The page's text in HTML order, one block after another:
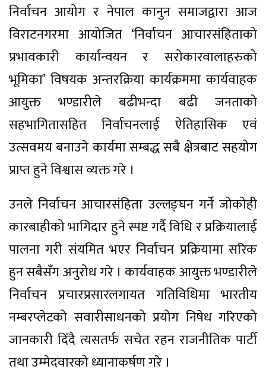
निर्वाचन आयोग र नेपाल कानुन समाजद्वारा आज
विराटनगरमा आयोजित ‘निर्वाचन आचारसंहिताको
प्रभावकारी कार्यान्वयन र सरोकारवालाहरुको
भूमिका’ विषयक अन्तरक्रिया कार्यक्रममा कार्यवाहक
आयुक्त भण्डारीले बढीभन्दा बढी जनताको
सहभागितासहित निर्वाचनलाई ऐतिहासिक एवं
उत्सवमय बनाउने कार्यमा सम्बद्ध सबै क्षेत्रबाट सहयोग
प्राप्त हुने विश्वास व्यक्त गरे ।
उनले निर्वाचन आचारसंहिता उल्लङ्घन गर्ने जोकोही
कारबाहीको भागिदार हुने स्पष्ट गर्दै विधि र प्रक्रियालाई
पालना गरी संयमित भएर निर्वाचन प्रक्रियामा सरिक
हुन सबैसँग अनुरोध गरे । कार्यवाहक आयुक्त भण्डारीले
निर्वाचन प्रचारप्रसारलगायत गतिविधिमा भारतीय
नम्बरप्लेटको सवारीसाधनको प्रयोग निषेध गरिएको
जानकारी दिँदै त्यसतर्फ सचेत रहन राजनीतिक पार्टी
तथा उम्मेदवारको ध्यानाकर्षण गरे ।